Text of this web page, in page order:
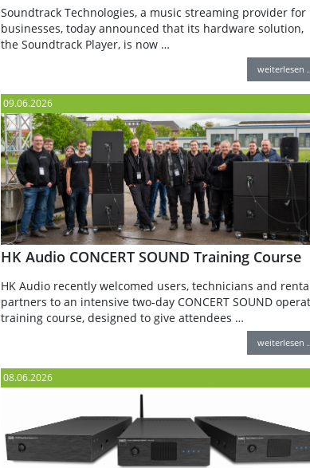
Soundtrack Technologies, a music streaming provider for
businesses, today announced that its hardware solution,
the Soundtrack Player, is now …
weiterlesen
09.06.2026
HK Audio CONCERT SOUND Training Course
HK Audio recently welcomed users, technicians and
partners to an intensive two-day CONCERT SOUND
training course, designed to give attendees …
weiterlesen
08.06.2026